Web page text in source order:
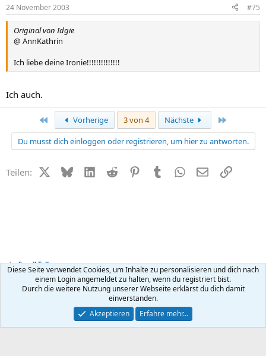
24 November 2003 #75
Original von Idgie
@ AnnKathrin
Ich liebe deine Ironie!!!!!!!!!!!!!!
Ich auch.
Erste Vorherige 3 von 4 Nächste
Du musst dich einloggen oder registrieren, um hier zu antworten.
Teilen: X (Twitter)
BlueskyLinkedIn
Reddit PinterestTumblr WhatsApp
E-MailLink
Small Talk
Kontakt Nutzungsbedingungen Datenschutz Hilfe
R
Community platform by XenForo ® © 2010-2026 XenForo Ltd.
Diese Seite verwendet Cookies, um Inhalte zu personalisieren und dich nach
einem Login angemeldet zu halten, wenn du registriert bist.
Durch die weitere Nutzung unserer Webseite erklärst du dich damit
einverstanden.
Akzeptieren
Erfahre mehr…